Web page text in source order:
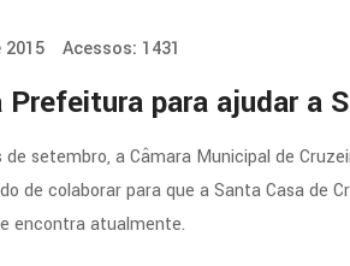
Acessos: 1431
para ajudar a
setembro, a Câmara Municipal de
de colaborar para que a Santa Casa de
encontra atualmente.